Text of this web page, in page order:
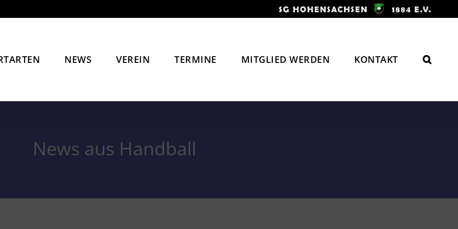
NEWS VEREIN TERMINE MITGLIED WERDEN KONTAKT
News aus Handball